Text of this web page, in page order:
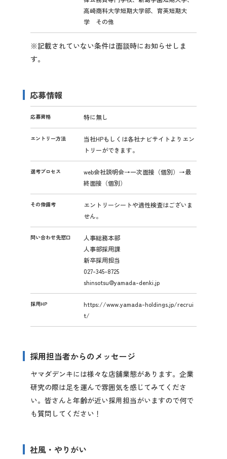
高崎商科大学短期大学部、育英短期大
学 その他
※記載されていない条件は面談時にお知らせしま
す。
応募情報
応募資格 特に無し
エントリー方法
当社HPもしくは各社ナビサイトよりエン
トリーができます。
選考プロセス
web会社説明会→一次面接（個別）→最
終面接（個別）
その他備考
エントリーシートや適性検査はございま
せん。
問い合わせ先窓口
人事総務本部
人事部採用課
新卒採用担当
027-345-8725
shinsotsu@yamada-denki.jp
採用HP
https://www.yamada-holdings.jp/recrui
t/
採用担当者からのメッセージ
ヤマダデンキには様々な店舗業態があります。企業
研究の際は足を運んで雰囲気を感じてみてくださ
い。皆さんと年齢が近い採用担当がいますので何で
も質問してください！
社風・やりがい